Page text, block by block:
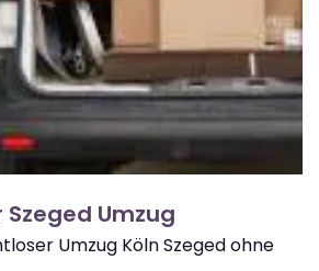
Umzug
Umzug Köln Szeged ohne